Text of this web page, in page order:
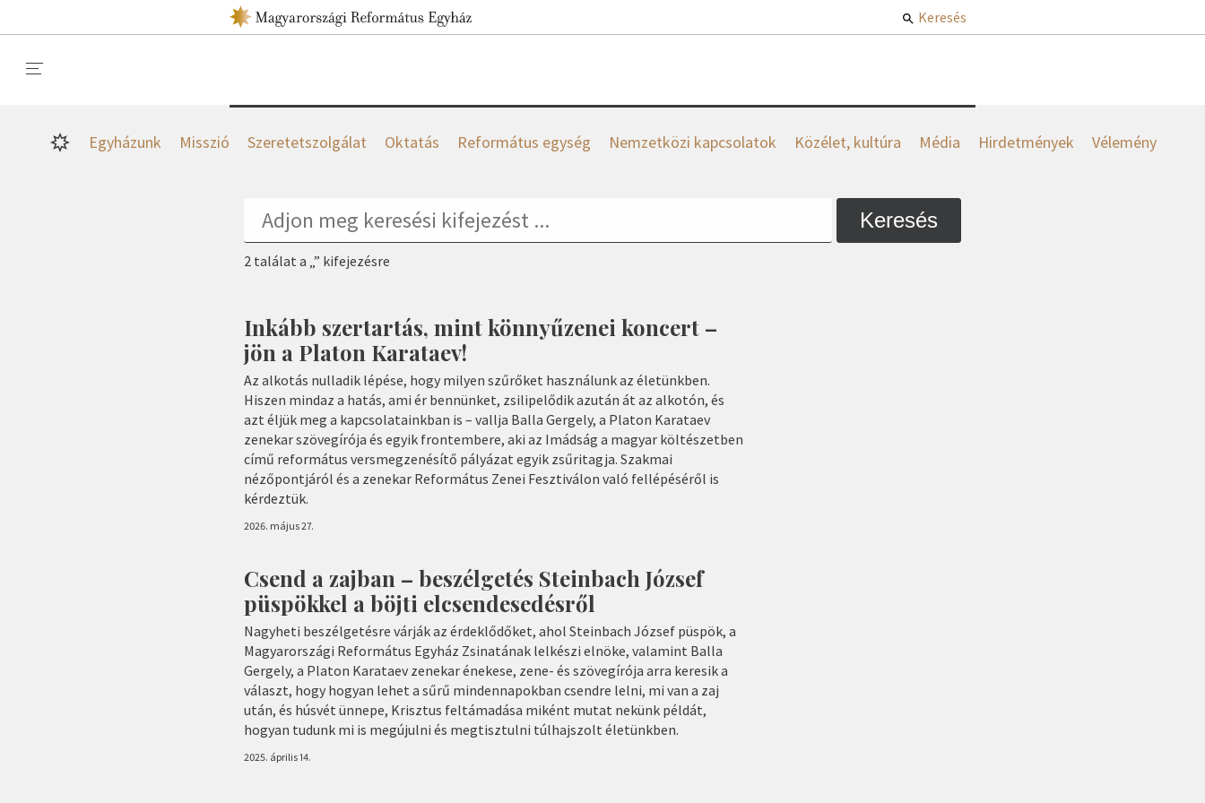
Keresés
Egyházunk Misszió Szeretetszolgálat Oktatás Református egység Nemzetközi kapcsolatok Közélet, kultúra Média Hirdetmények Vélemény
Keresés
2 találat a „” kifejezésre
Inkább szertartás, mint könnyűzenei koncert –
jön a Platon Karataev!
Az alkotás nulladik lépése, hogy milyen szűrőket használunk az életünkben.
Hiszen mindaz a hatás, ami ér bennünket, zsilipelődik azután át az alkotón, és
azt éljük meg a kapcsolatainkban is – vallja Balla Gergely, a Platon Karataev
zenekar szövegírója és egyik frontembere, aki az Imádság a magyar költészetben
című református versmegzenésítő pályázat egyik zsűritagja. Szakmai
nézőpontjáról és a zenekar Református Zenei Fesztiválon való fellépéséről is
kérdeztük.
2026. május 27.
Csend a zajban – beszélgetés Steinbach József
püspökkel a böjti elcsendesedésről
Nagyheti beszélgetésre várják az érdeklődőket, ahol Steinbach József püspök, a
Magyarországi Református Egyház Zsinatának lelkészi elnöke, valamint Balla
Gergely, a Platon Karataev zenekar énekese, zene- és szövegírója arra keresik a
választ, hogy hogyan lehet a sűrű mindennapokban csendre lelni, mi van a zaj
után, és húsvét ünnepe, Krisztus feltámadása miként mutat nekünk példát,
hogyan tudunk mi is megújulni és megtisztulni túlhajszolt életünkben.
2025. április 14.